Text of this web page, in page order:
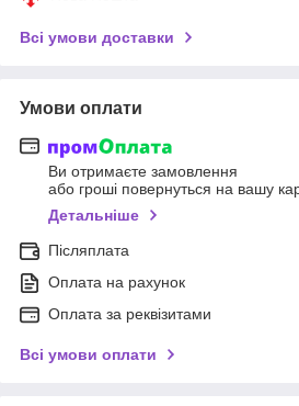
Всі умови доставки
Умови оплати
Ви отримаєте замовлення
або гроші повернуться на вашу
Детальніше
Післяплата
Оплата на рахунок
Оплата за реквізитами
Всі умови оплати